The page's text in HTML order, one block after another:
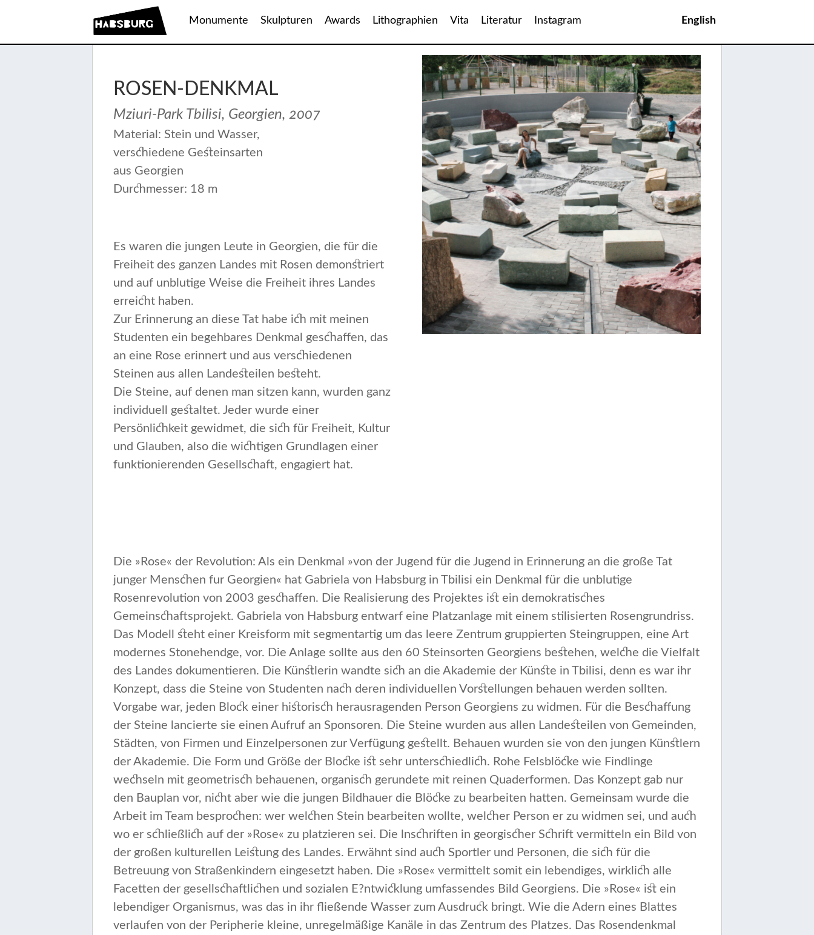
Monumente Skulpturen Awards Lithographien Vita Literatur Instagram English
ROSEN-DENKMAL
Mziuri-Park Tbilisi, Georgien, 2007
Material: Stein und Wasser,
verschiedene Gesteinsarten
aus Georgien
Durchmesser: 18 m
Es waren die jungen Leute in Georgien, die für die
Freiheit des ganzen Landes mit Rosen demonstriert
und auf unblutige Weise die Freiheit ihres Landes
erreicht haben.
Zur Erinnerung an diese Tat habe ich mit meinen
Studenten ein begehbares Denkmal geschaffen, das
an eine Rose erinnert und aus verschiedenen
Steinen aus allen Landes­teilen besteht.
Die Steine, auf denen man sitzen kann, wurden ganz
individuell gestaltet. Jeder wurde einer
Persönlichkeit gewidmet, die sich für Freiheit, Kultur
und Glauben, also die wichtigen Grund­lagen einer
funktionierenden Gesellschaft, engagiert hat.
Die »Rose« der Revolution: Als ein Denkmal »von der Jugend für die Jugend in Erinnerung an die große Tat
junger Menschen fur Georgien« hat Gabriela von Habsburg in Tbilisi ein Denkmal für die unblutige
Rosenrevolution von 2003 geschaffen. Die Reali­sierung des Projektes ist ein demokratisches
Gemeinschaftspro­jekt. Gabriela von Habsburg entwarf eine Platzanlage mit einem stilisierten Rosengrundriss.
Das Modell steht einer Kreisform mit segmentartig um das leere Zentrum gruppierten Steingrup­pen, eine Art
modernes Stonehendge, vor. Die Anlage sollte aus den 60 Steinsorten Georgiens bestehen, welche die Vielfalt
des Landes dokumentieren. Die Künstlerin wandte sich an die Akade­mie der Künste in Tbilisi, denn es war ihr
Konzept, dass die Steine von Studenten nach deren individuellen Vorstellungen behauen werden sollten.
Vorgabe war, jeden Block einer historisch heraus­ragenden Person Georgiens zu widmen. Für die Beschaffung
der Steine lancierte sie einen Aufruf an Sponsoren. Die Steine wur­den aus allen Landesteilen von Gemeinden,
Städten, von Firmen und Einzelpersonen zur Verfügung gestellt. Behauen wurden sie von den jungen Künstlern
der Akademie. Die Form und Größe der Blocke ist sehr unterschiedlich. Rohe Felsblöcke wie Find­linge
wechseln mit geometrisch behauenen, organisch gerunde­te mit reinen Quaderformen. Das Konzept gab nur
den Bauplan vor, nicht aber wie die jungen Bildhauer die Blöcke zu bearbeiten hatten. Gemeinsam wurde die
Arbeit im Team besprochen: wer welchen Stein bearbeiten wollte, welcher Person er zu widmen sei, und auch
wo er schließlich auf der »Rose« zu platzieren sei. Die lnschriften in georgischer Schrift vermitteln ein Bild von
der großen kulturellen Leistung des Landes. Erwähnt sind auch Sport­ler und Personen, die sich für die
Betreuung von Straßenkindern eingesetzt haben. Die »Rose« vermittelt somit ein lebendiges, wirk­lich alle
Facetten der gesellschaftlichen und sozialen E?ntwicklung umfassendes Bild Georgiens. Die »Rose« ist ein
lebendiger Orga­nismus, was das in ihr fließende Wasser zum Ausdruck bringt. Wie die Adern eines Blattes
verlaufen von der Peripherie kleine, unre­gelmäßige Kanäle in das Zentrum des Platzes. Das Rosendenkmal